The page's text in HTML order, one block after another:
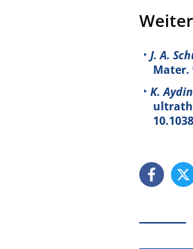
J. A.
Mater.
K.